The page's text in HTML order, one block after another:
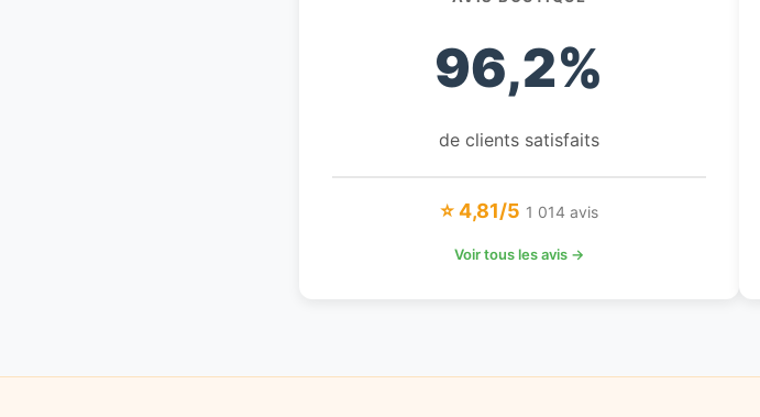
96,2%
de clients satisfaits
⭐ 4,81/5 1 014 avis
Voir tous les avis →